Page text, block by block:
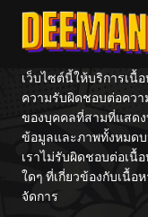
จักรพรรดิเทพดาบ
ผงาดเหนือชาติภพ
เว็บไซต์นี้ให้บริการเนื้
ความรับผิดชอบต่อควา
ของบุคคลที่สามที่แสดง
ข้อมูลและภาพทั้งหมดบ
เราไม่รับผิดชอบต่อเ
ใดๆ ที่เกี่ยวข้องกับเนื้อ
จัดการ